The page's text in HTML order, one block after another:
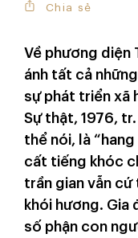
Chia sẻ
Về phương diện
ánh tất cả
sự phát triển xã
Sự thật, 1976,
thể nói, là
cất tiếng khóc
trần gian vẫn
khói hương. Gia
số phận con